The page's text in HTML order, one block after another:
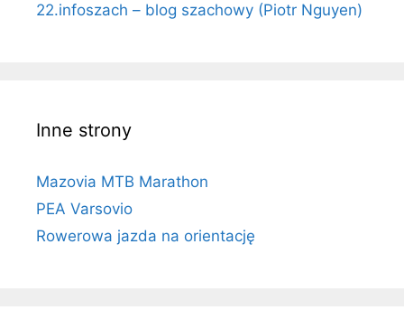
22.infoszach – blog szachowy (Piotr Nguyen)
Inne strony
Mazovia MTB Marathon
PEA Varsovio
Rowerowa jazda na orientację